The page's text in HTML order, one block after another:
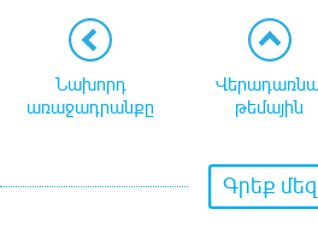
Նախորդ
առաջադրանքը
թեմային
Գրեք մեզ